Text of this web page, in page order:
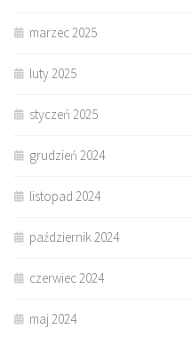
marzec 2025
luty 2025
styczeń 2025
grudzień 2024
listopad 2024
październik 2024
czerwiec 2024
maj 2024